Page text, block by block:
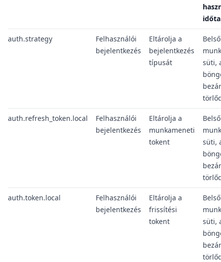
auth.strategy
Felhasználói
bejelentkezés
Eltárolja a
bejelentkezés
típusát
Belső
süti,
auth.refresh_token.local
Felhasználói
bejelentkezés
Eltárolja a
munkameneti
tokent
Belső
süti,
auth.token.local
Felhasználói
bejelentkezés
Eltárolja a
frissítési
tokent
Belső
süti,